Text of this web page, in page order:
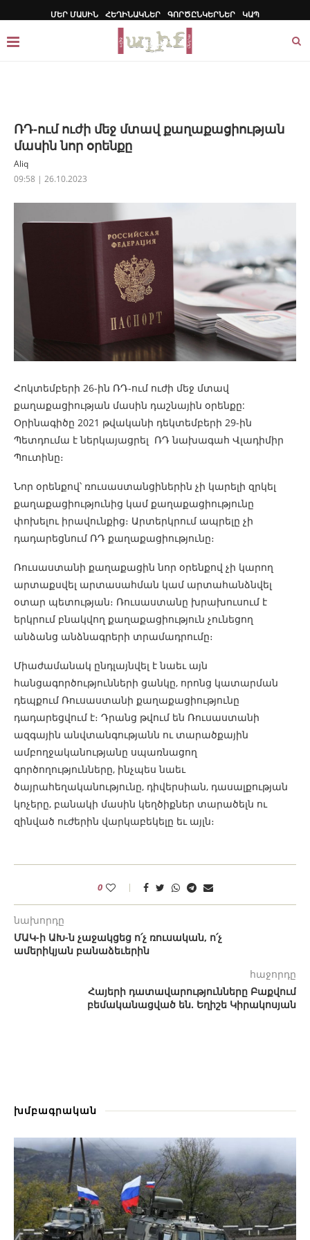
ՄԵՐ ՄԱՍԻՆ ՀԵՂԻՆԱԿՆԵՐ ԳՈՐԾԸՆԿԵՐՆԵՐ ԿԱՊ
ՌԴ-ում ուժի մեջ մտավ քաղաքացիության
մասին նոր օրենքը
Aliq
09:58 | 26.10.2023
Հոկտեմբերի 26-ին ՌԴ-ում ուժի մեջ մտավ
քաղաքացիության մասին դաշնային օրենքը:
Օրինագիծը 2021 թվականի դեկտեմբերի 29-ին
Պետդումա է ներկայացրել ՌԴ նախագահ Վլադիմիր
Պուտինը։
Նոր օրենքով՝ ռուսաստանցիներին չի կարելի զրկել
քաղաքացիությունից կամ քաղաքացիությունը ​​
փոխելու իրավունքից։ Արտերկրում ապրելը չի ​​
դադարեցնում ՌԴ քաղաքացիությունը։
Ռուսաստանի քաղաքացին նոր օրենքով չի կարող
արտաքսվել արտասահման կամ արտահանձնվել
օտար պետության։ Ռուսաստանը խրախուսում է
երկրում բնակվող քաղաքացիություն չունեցող
անձանց անձնագրերի տրամադրումը։
Միաժամանակ ընդլայնվել է նաեւ այն
հանցագործությունների ցանկը, որոնց կատարման
դեպքում Ռուսաստանի քաղաքացիությունը
դադարեցվում է։ Դրանց թվում են Ռուսաստանի
ազգային անվտանգությանն ու տարածքային
ամբողջականությանը սպառնացող
գործողությունները, ինչպես նաեւ
ծայրահեղականությունը, դիվերսիան, դասալքության
կոչերը, բանակի մասին կեղծիքներ տարածելն ու
զինված ուժերին վարկաբեկելը եւ այլն։
0
նախորդը
ՄԱԿ-ի ԱԽ-ն չաջակցեց ո՛չ ռուսական, ո՛չ
ամերիկյան բանաձեւերին
հաջորդը
Հայերի դատավարությունները Բաքվում
բեմականացված են. Եղիշե Կիրակոսյան
խմբագրական